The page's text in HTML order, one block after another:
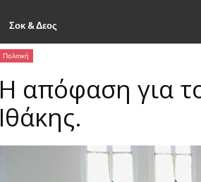
Σοκ & Δεος
Πολιτική
Η απόφαση για
Ιθάκης.